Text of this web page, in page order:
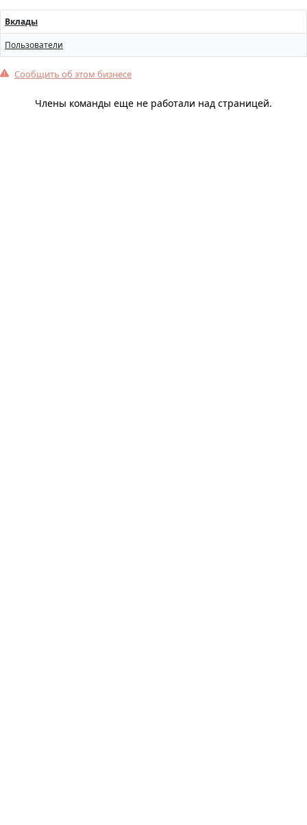
Вклады
Пользователи
Сообщить об этом бизнесе
Члены команды еще не работали над страницей.